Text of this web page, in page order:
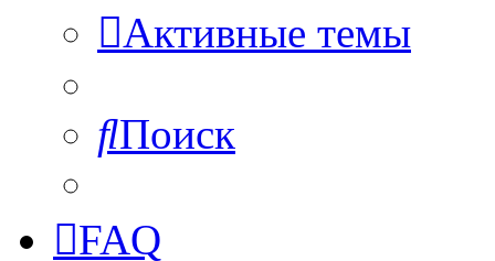
Активные темы
Поиск
FAQ